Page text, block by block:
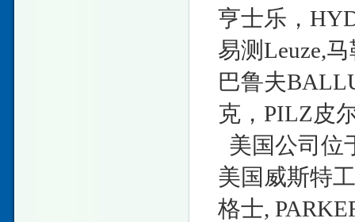
亨士乐，
易测Leuze,
巴鲁夫
克，PILZ皮
美国公司位
美国威斯特
格士,